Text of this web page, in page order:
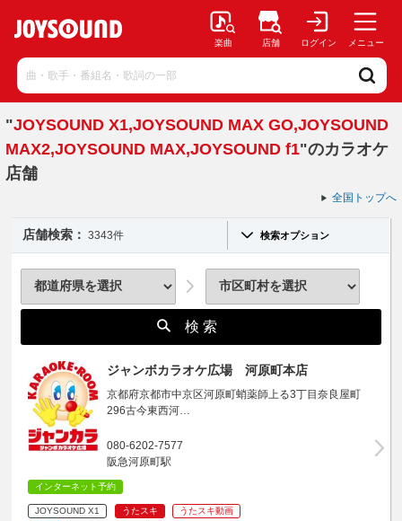
楽曲 店舗 ログイン メニュー
"JOYSOUND X1,JOYSOUND MAX GO,JOYSOUND
MAX2,JOYSOUND MAX,JOYSOUND f1"のカラオケ
店舗
全国トップへ
店舗検索： 3343件 検索オプション
検 索
ジャンボカラオケ広場 河原町本店
京都府京都市中京区河原町蛸薬師上る3丁目奈良屋町
296古今東西河…
080-6202-7577
阪急河原町駅
インターネット予約
JOYSOUND X1 うたスキ
うたスキ動画